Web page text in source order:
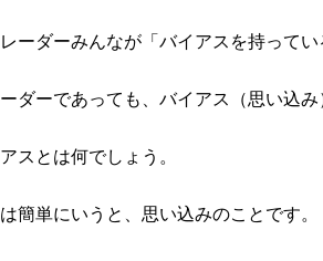
ーダーみんなが「バイアスを持ってい
ダーであっても、バイアス（思い込
スとは何でしょう。
簡単にいうと、思い込みのことです。